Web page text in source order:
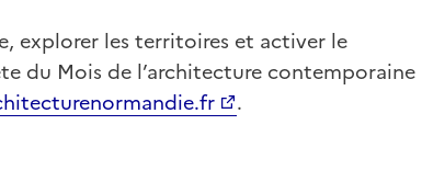
explorer les territoires et activer le
du Mois de l’architecture contemporaine
.